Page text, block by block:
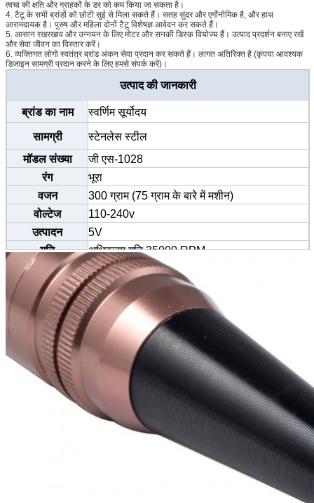
त्वचा की क्षति और ग्राहकों के डर को कम किया जा सकता है।
4. टैटू के सभी ब्रांडों को छोटी सुई से मिला सकते हैं। सतह सुंदर और एर्गोनोमिक है, और हाथ
आरामदायक है। पुरुष और महिला दोनों टैटू विशेषज्ञ आवेदन कर सकते हैं।
5. आसान रखरखाव और उन्नयन के लिए मोटर और सनकी डिस्क वियोज्य हैं। उत्पाद प्रदर्शन बनाए रखें
और सेवा जीवन का विस्तार करें।
6. व्यक्तिगत लोगो स्वतंत्र ब्रांड अंकन सेवा प्रदान कर सकते हैं। लागत अतिरिक्त है (कृपया आवश्यक
डिजाइन सामग्री प्रदान करने के लिए हमसे संपर्क करें)।
उत्पाद की जानकारी
ब्रांड का नाम स्वर्णिम सूर्योदय
सामग्री
स्टेनलेस स्टील
मॉडल संख्या
जी एस-1028
रंग
भूरा
वजन
300 ग्राम (75 ग्राम के बारे में मशीन)
वोल्टेज
110-240v
उत्पादन
5V
गति
अधिकतम गति 35000 RPM
प्रमाणीकरण
सीई / एसजीएस / टीयूवी / BV
आकार
13.5cm * 2cm
MOQ
20 पेन
सुई विशिष्टता
0.35-0.4mm
सुई का आकार
1 आर 3 आर 5 आर 7 आर 5 एफ 7 एफ आदि।
प्रयोग
आइब्रो, आईलाइनर, लिप, बॉडी टैटू आदि